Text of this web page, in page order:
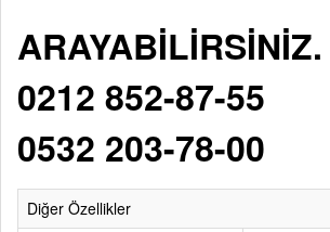
ARAYABİLİRSİNİZ.
0212 852-87-55
0532 203-78-00
Diğer Özellikler